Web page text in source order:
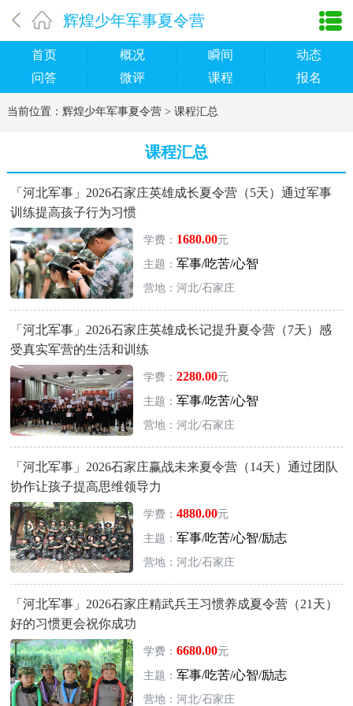
辉煌少年军事夏令营
首页 概况 瞬间
动态
问答
微评 课程 报名
当前位置： 辉煌少年军事夏令营> 课程汇总
课程汇总
「河北军事」2026石家庄英雄成长夏令营（5天）通过军事
训练提高孩子行为习惯
学费： 1680.00元
主题： 军事/吃苦/心智
营地：河北/石家庄
「河北军事」2026石家庄英雄成长记提升夏令营（7天）感
受真实军营的生活和训练
学费： 2280.00元
主题： 军事/吃苦/心智
营地：河北/石家庄
「河北军事」2026石家庄赢战未来夏令营（14天）通过团队
协作让孩子提高思维领导力
学费： 4880.00元
主题： 军事/吃苦/心智/励志
营地：河北/石家庄
「河北军事」2026石家庄精武兵王习惯养成夏令营（21天）
好的习惯更会祝你成功
学费： 6680.00元
主题： 军事/吃苦/心智/励志
营地：河北/石家庄